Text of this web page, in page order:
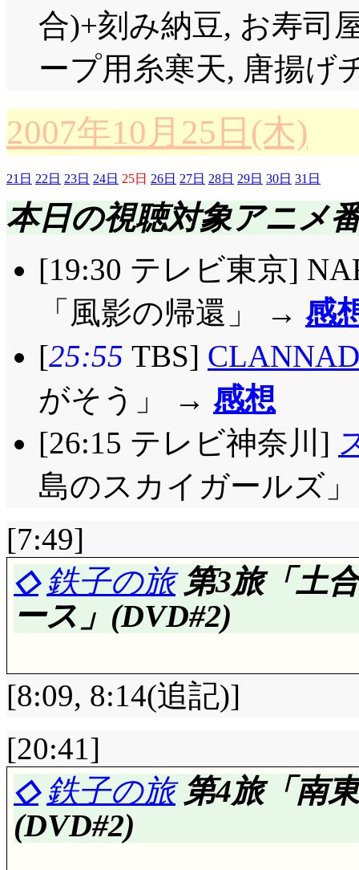
合)+刻み納豆, お寿司
ープ用糸寒天, 唐揚げ
2007年10月25日(木)
21日 22日 23日 24日 25日 26日 27日 28日 29日 30日 31日
本日の視聴対象アニメ
[19:30 テレビ東京]
「風影の帰還」 → 感
[25:55 TBS]
がそう」 → 感想
[26:15 テレビ神奈川]
島のスカイガールズ
[7:49]
◇ 鉄子の旅第3旅「土
ース」(DVD#2)
評価……☆☆☆☆(前回比
考えてみれば本作,
重要なんだよね(^^;;;
[8:09, 8:14(追記)]
[20:41]
◇ 鉄子の旅第4旅「南
(DVD#2)